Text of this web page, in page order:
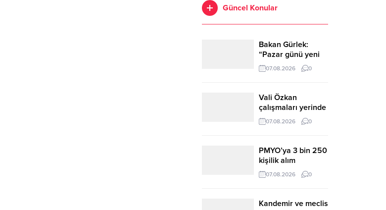
Güncel Konular
Bakan Gürlek:
“Pazar günü yeni
bir aydınlığa
uyanacağız”
07.08.2026 0
Vali Özkan
çalışmaları yerinde
gördü
07.08.2026 0
PMYO’ya 3 bin 250
kişilik alım
yapılacak
07.08.2026 0
Kandemir ve meclis